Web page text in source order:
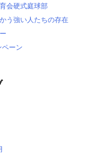
会硬式庭球部
う強い人たちの存在
ペーン